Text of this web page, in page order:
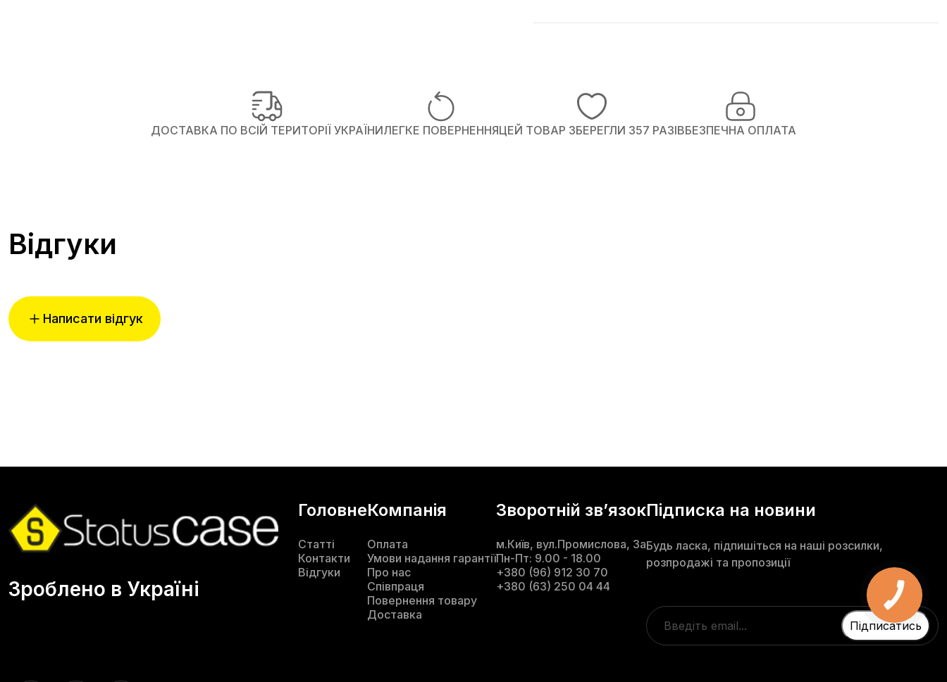
ДОСТАВКА ПО ВСІЙ ТЕРИТОРІЇ УКРАЇНИЛЕГКЕ ПОВЕРНЕННЯЦЕЙ ТОВАР ЗБЕРЕГЛИ 357 РАЗІВБЕЗПЕЧНА ОПЛАТА
Відгуки
Написати відгук
Зроблено в Україні
Головне
Статті
Контакти
Відгуки
Компанія
Оплата
Умови надання гарантії
Про нас
Співпраця
Повернення товару
Доставка
Зворотній звʼязок
м.Київ, вул.Промислова, 3а
Пн-Пт: 9.00 - 18.00
+380 (96) 912 30 70
+380 (63) 250 04 44
Підписка на новини
Будь ласка, підпишіться на наші розсилки,
розпродажі та пропозиції